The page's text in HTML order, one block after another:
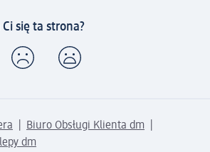
się ta strona?
Biuro Obsługi Klienta dm
dm